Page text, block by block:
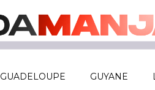
GUADELOUPE GUYANE